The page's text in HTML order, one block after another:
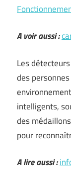
A voir aussi :
Les
des
intelligents,
des
pour
A lire aussi :